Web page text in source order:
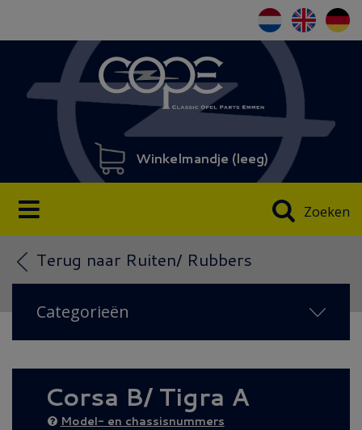
Winkelmandje (leeg)
Zoeken
Terug naar Ruiten/ Rubbers
Categorieën
NIEUW 2026(18)
Diesel AANBIEDING (21)
Achteras (17)
Corsa B/ Tigra A
Model- en chassisnummers